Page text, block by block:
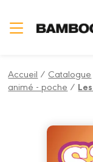
Accueil / Catalogue
animé - poche /